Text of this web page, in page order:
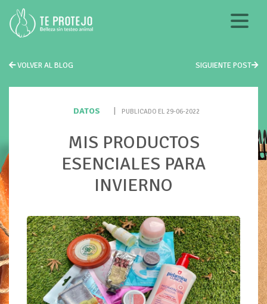
VOLVER AL BLOG SIGUIENTE POST
DATOS PUBLICADO EL 29-06-2022
MIS PRODUCTOS
ESENCIALES PARA
INVIERNO